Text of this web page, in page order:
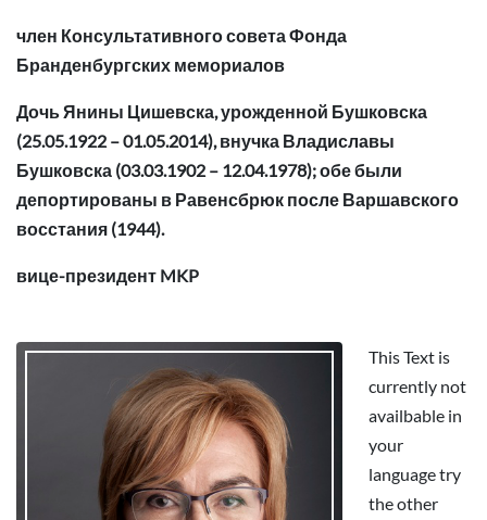
член Консультативного совета Фонда
Бранденбургских мемориалов
Дочь Янины Цишевска, урожденной Бушковска
(25.05.1922 – 01.05.2014), внучка Владиславы
Бушковска (03.03.1902 – 12.04.1978); обе были
депортированы в Равенсбрюк после Варшавского
восстания (1944).
вице-президент MKP
This Text is
currently not
availbable in
your
language try
the other